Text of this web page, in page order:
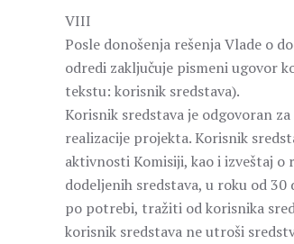
VIII
Posle donošenja rešenja Vlade o
odredi zaključuje pismeni ugovor
tekstu: korisnik sredstava).
Korisnik sredstava je odgovoran
realizacije projekta. Korisnik
aktivnosti Komisiji, kao i izveštaj o
dodeljenih sredstava, u roku od 30
po potrebi, tražiti od korisnika
korisnik sredstava ne utroši